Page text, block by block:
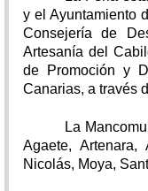
y el Ayuntamiento
Consejería de
Artesanía del
de Promoción y
Canarias, a través
La
Agaete,
Nicolás, Moya,